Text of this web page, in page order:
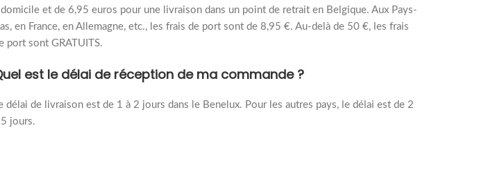
et de 6,95 euros pour une livraison dans un point de retrait en Belgique. Aux Pays-
en France, en Allemagne, etc., les frais de port sont de 8,95 €. Au-delà de 50 €, les frais
port sont GRATUITS.
est le délai de réception de ma commande ?
délai de livraison est de 1 à 2 jours dans le Benelux. Pour les autres pays, le délai est de 2
jours.